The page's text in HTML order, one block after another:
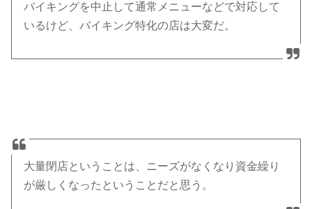
バイキングを中止して通常メニューなどで対応して
いるけど、バイキング特化の店は大変だ。
大量閉店ということは、ニーズがなくなり資金繰り
が厳しくなったということだと思う。